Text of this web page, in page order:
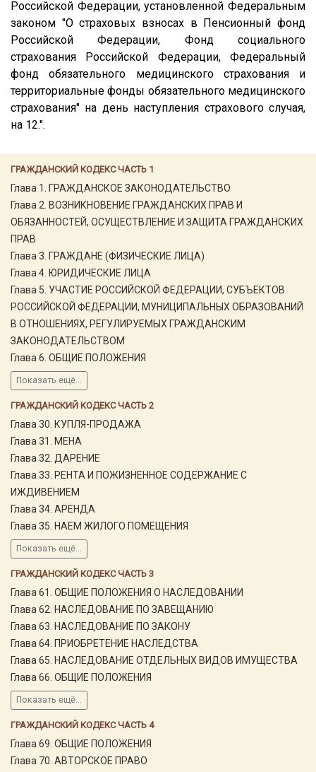
ГРАЖДАНСКИЙ КОДЕКС ЧАСТЬ 1
Глава 1. ГРАЖДАНСКОЕ ЗАКОНОДАТЕЛЬСТВО
Глава 2. ВОЗНИКНОВЕНИЕ ГРАЖДАНСКИХ ПРАВ И
ОБЯЗАННОСТЕЙ, ОСУЩЕСТВЛЕНИЕ И ЗАЩИТА ГРАЖДАНСКИХ
ПРАВ
Глава 3. ГРАЖДАНЕ (ФИЗИЧЕСКИЕ ЛИЦА)
Глава 4. ЮРИДИЧЕСКИЕ ЛИЦА
Глава 5. УЧАСТИЕ РОССИЙСКОЙ ФЕДЕРАЦИИ, СУБЪЕКТОВ
РОССИЙСКОЙ ФЕДЕРАЦИИ, МУНИЦИПАЛЬНЫХ ОБРАЗОВАНИЙ
В ОТНОШЕНИЯХ, РЕГУЛИРУЕМЫХ ГРАЖДАНСКИМ
ЗАКОНОДАТЕЛЬСТВОМ
Глава 6. ОБЩИЕ ПОЛОЖЕНИЯ
Показать ещё...
ГРАЖДАНСКИЙ КОДЕКС ЧАСТЬ 2
Глава 30. КУПЛЯ-ПРОДАЖА
Глава 31. МЕНА
Глава 32. ДАРЕНИЕ
Глава 33. РЕНТА И ПОЖИЗНЕННОЕ СОДЕРЖАНИЕ С
ИЖДИВЕНИЕМ
Глава 34. АРЕНДА
Глава 35. НАЕМ ЖИЛОГО ПОМЕЩЕНИЯ
Показать ещё...
ГРАЖДАНСКИЙ КОДЕКС ЧАСТЬ 3
Глава 61. ОБЩИЕ ПОЛОЖЕНИЯ О НАСЛЕДОВАНИИ
Глава 62. НАСЛЕДОВАНИЕ ПО ЗАВЕЩАНИЮ
Глава 63. НАСЛЕДОВАНИЕ ПО ЗАКОНУ
Глава 64. ПРИОБРЕТЕНИЕ НАСЛЕДСТВА
Глава 65. НАСЛЕДОВАНИЕ ОТДЕЛЬНЫХ ВИДОВ ИМУЩЕСТВА
Глава 66. ОБЩИЕ ПОЛОЖЕНИЯ
Показать ещё...
ГРАЖДАНСКИЙ КОДЕКС ЧАСТЬ 4
Глава 69. ОБЩИЕ ПОЛОЖЕНИЯ
Глава 70. АВТОРСКОЕ ПРАВО
Российской Федерации, установленной Федеральным
законом "О страховых взносах в Пенсионный фонд
Российской Федерации, Фонд социального
страхования Российской Федерации, Федеральный
фонд обязательного медицинского страхования и
территориальные фонды обязательного медицинского
страхования" на день наступления страхового случая,
на 12.".